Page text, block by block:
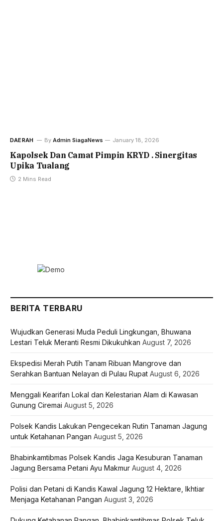
DAERAH By Admin SiagaNews January 18, 2026
Kapolsek Dan Camat Pimpin KRYD . Sinergitas
Upika Tualang
2 Mins Read
BERITA TERBARU
Wujudkan Generasi Muda Peduli Lingkungan, Bhuwana
Lestari Teluk Meranti Resmi Dikukuhkan August 7, 2026
Ekspedisi Merah Putih Tanam Ribuan Mangrove dan
Serahkan Bantuan Nelayan di Pulau Rupat August 6, 2026
Menggali Kearifan Lokal dan Kelestarian Alam di Kawasan
Gunung Ciremai August 5, 2026
Polsek Kandis Lakukan Pengecekan Rutin Tanaman Jagung
untuk Ketahanan Pangan August 5, 2026
Bhabinkamtibmas Polsek Kandis Jaga Kesuburan Tanaman
Jagung Bersama Petani Ayu Makmur August 4, 2026
Polisi dan Petani di Kandis Kawal Jagung 12 Hektare, Ikhtiar
Menjaga Ketahanan Pangan August 3, 2026